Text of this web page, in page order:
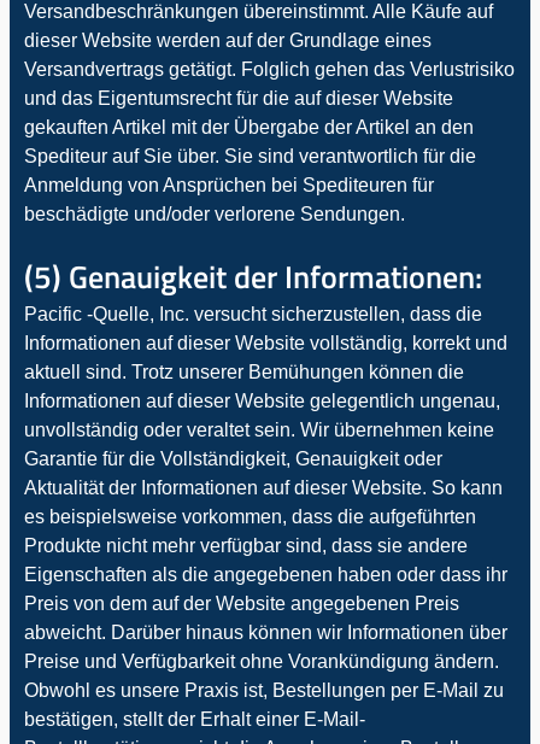
Versandbeschränkungen übereinstimmt. Alle Käufe auf
dieser Website werden auf der Grundlage eines
Versandvertrags getätigt. Folglich gehen das Verlustrisiko
und das Eigentumsrecht für die auf dieser Website
gekauften Artikel mit der Übergabe der Artikel an den
Spediteur auf Sie über. Sie sind verantwortlich für die
Anmeldung von Ansprüchen bei Spediteuren für
beschädigte und/oder verlorene Sendungen.
(5) Genauigkeit der Informationen:
Pacific -Quelle, Inc. versucht sicherzustellen, dass die
Informationen auf dieser Website vollständig, korrekt und
aktuell sind. Trotz unserer Bemühungen können die
Informationen auf dieser Website gelegentlich ungenau,
unvollständig oder veraltet sein. Wir übernehmen keine
Garantie für die Vollständigkeit, Genauigkeit oder
Aktualität der Informationen auf dieser Website. So kann
es beispielsweise vorkommen, dass die aufgeführten
Produkte nicht mehr verfügbar sind, dass sie andere
Eigenschaften als die angegebenen haben oder dass ihr
Preis von dem auf der Website angegebenen Preis
abweicht. Darüber hinaus können wir Informationen über
Preise und Verfügbarkeit ohne Vorankündigung ändern.
Obwohl es unsere Praxis ist, Bestellungen per E-Mail zu
bestätigen, stellt der Erhalt einer E-Mail-